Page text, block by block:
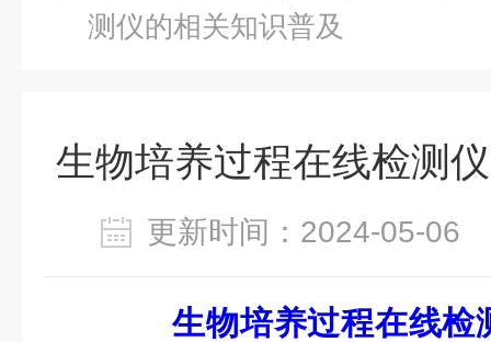
测仪的相关知识普及
生物培养过程在线检测
更新时间：2024-05-
生物培养过程在线检